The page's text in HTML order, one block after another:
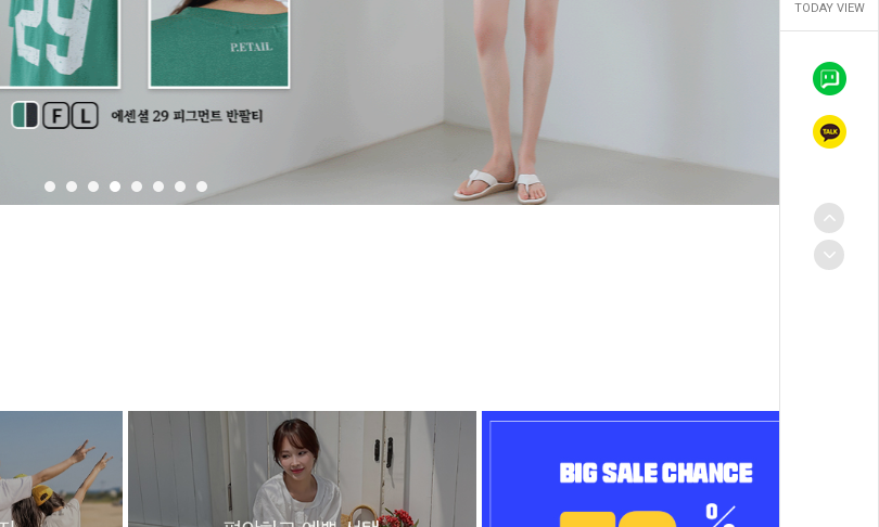
TODAY VIEW